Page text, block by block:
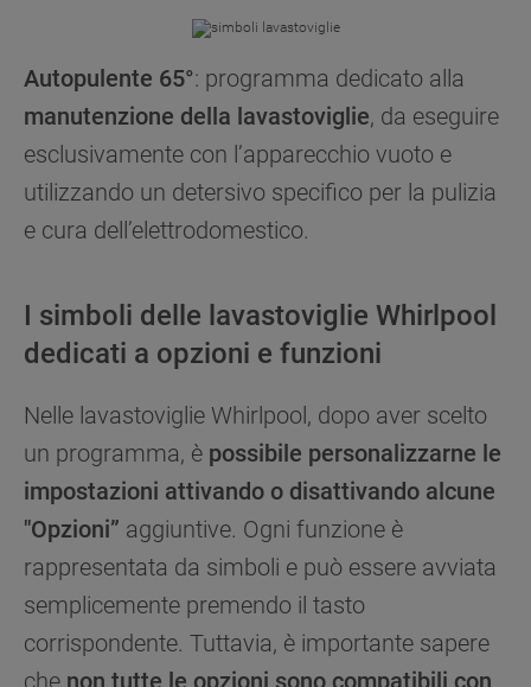
Autopulente 65°: programma dedicato alla
manutenzione della lavastoviglie, da eseguire
esclusivamente con l’apparecchio vuoto e
utilizzando un detersivo specifico per la pulizia
e cura dell’elettrodomestico.
I simboli delle lavastoviglie Whirlpool
dedicati a opzioni e funzioni
Nelle lavastoviglie Whirlpool, dopo aver scelto
un programma, è possibile personalizzarne le
impostazioni attivando o disattivando alcune
"Opzioni” aggiuntive. Ogni funzione è
rappresentata da simboli e può essere avviata
semplicemente premendo il tasto
corrispondente. Tuttavia, è importante sapere